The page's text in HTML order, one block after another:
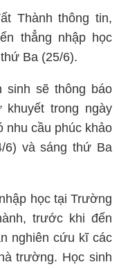
Thành thông tin,
thẳng nhập học
Ba (25/6).
sinh sẽ thông báo
trong ngày
nhu cầu phúc khảo
6) và sáng thứ Ba
học tại Trường
trước khi đến
nghiên cứu kĩ các
trường. Học sinh